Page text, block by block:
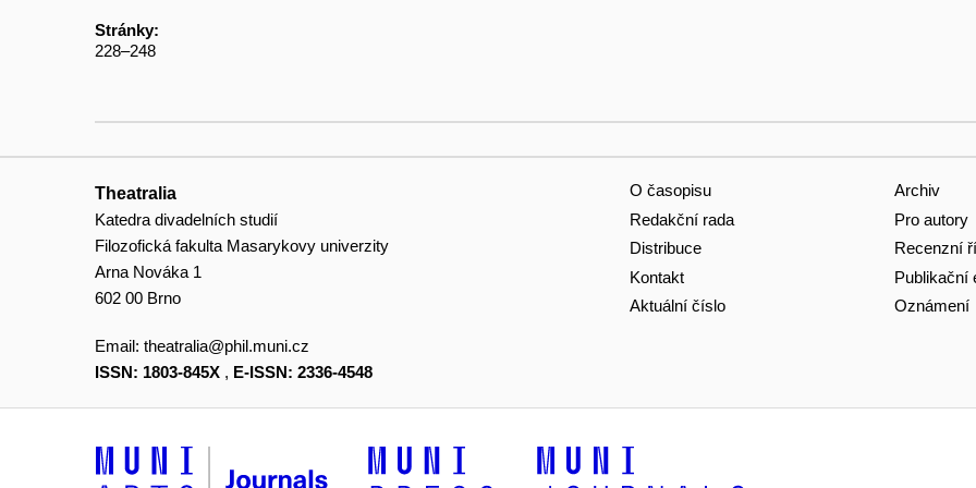
Stránky:
228–248
Theatralia
Katedra divadelních studií
Filozofická fakulta Masarykovy univerzity
Arna Nováka 1
602 00 Brno
Email: theatralia@phil.muni.cz
ISSN: 1803-845X , E-ISSN: 2336-4548
O časopisu
Redakční rada
Distribuce
Kontakt
Aktuální číslo
Archiv
Pro autory
Recenzní
Publikační
Oznámení